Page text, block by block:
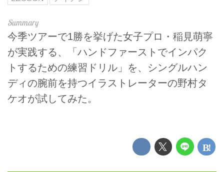
今季ツアーで1勝を挙げた女子プロ・稲見萌寧
が実践する、「ハンドファーストでインパク
トするための練習ドリル」を、シングルハン
ディの腕前を持つイラストレーターの野村タ
ケオが試してみた。